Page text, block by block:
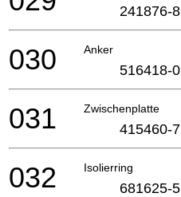
241876-8
Anker
030 516418-0
Zwischenplatte
031 415460-7
Isolierring
032 681625-5